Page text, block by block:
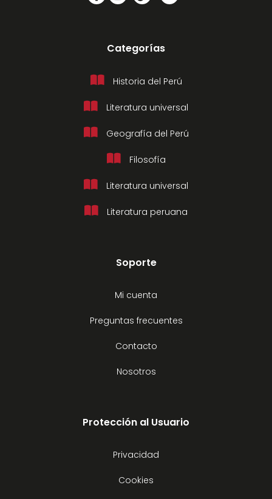
Categorías
Historia del Perú
Literatura universal
Geografía del Perú
Filosofía
Literatura universal
Literatura peruana
Soporte
Mi cuenta
Preguntas frecuentes
Contacto
Nosotros
Protección al Usuario
Privacidad
Cookies